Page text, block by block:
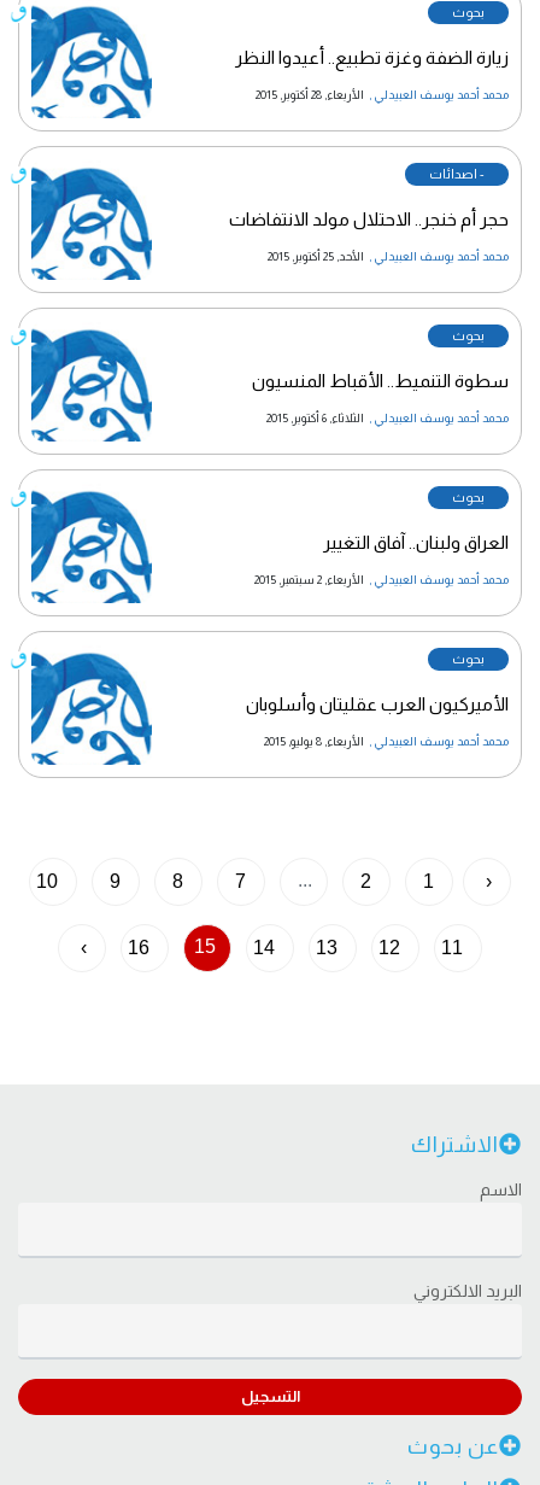
بحوث
زيارة الضفة وغزة تطبيع.. أعيدوا النظر
محمد أحمد يوسف العبيدلي الأربعاء, 28 أكتوبر, 2015
- اصدائات
حجر أم خنجر.. الاحتلال مولد الانتفاضات
محمد أحمد يوسف العبيدلي الأحد, 25 أكتوبر, 2015
بحوث
سطوة التنميط.. الأقباط المنسيون
محمد أحمد يوسف العبيدلي الثلاثاء, 6 أكتوبر, 2015
بحوث
العراق ولبنان.. آفاق التغيير
محمد أحمد يوسف العبيدلي الأربعاء, 2 سبتمبر, 2015
بحوث
الأميركيون العرب عقليتان وأسلوبان
محمد أحمد يوسف العبيدلي الأربعاء, 8 يوليو, 2015
‹
1
2
...
7
8
9
10
11
12
13
14
15
16
›
الاشتراك
الاسم
البريد الالكتروني
التسجيل
عن بحوث